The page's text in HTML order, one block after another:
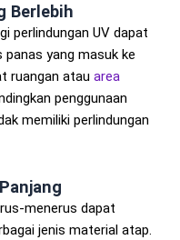
Berlebih
perlindungan UV dapat
yang masuk ke
ruangan atau area
penggunaan
memiliki perlindungan
menerus dapat
jenis material atap.